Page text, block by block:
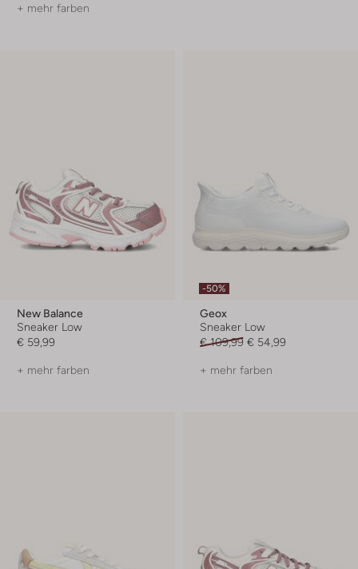
+ mehr farben
New Balance
Sneaker Low
€ 59,99
+ mehr farben
-50%
Geox
Sneaker Low
€ 109,99 € 54,99
+ mehr farben